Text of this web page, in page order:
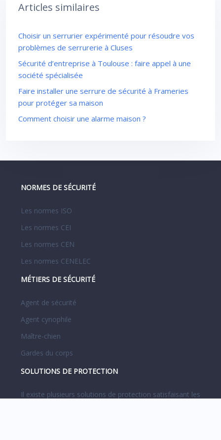
Articles similaires
Choisir un serrurier expérimenté pour résoudre vos
problèmes de serrurerie à Cluses
Sécurité d’entreprise à Toulouse : faire appel à une
société spécialisée
Faire installer une serrure de sécurité à Frameries
pour protéger sa maison
Comment choisir une alarme maison ?
NORMES DE SÉCURITÉ
Les normes ISO
Les normes CEI
Les normes CEN
Les normes CENELEC
MÉTIERS DE SÉCURITÉ
Agent de sécurité
Agent cynophile
Maître-chien
Gardes du corps
SOLUTIONS DE PROTECTION
Il existe plusieurs solutions de protection satisfaisant les